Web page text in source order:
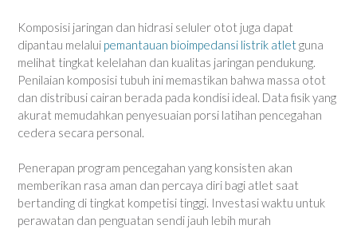
Komposisi jaringan dan hidrasi seluler otot juga dapat
dipantau melalui pemantauan bioimpedansi listrik atletguna
melihat tingkat kelelahan dan kualitas jaringan pendukung.
Penilaian komposisi tubuh ini memastikan bahwa massa otot
dan distribusi cairan berada pada kondisi ideal. Data fisik yang
akurat memudahkan penyesuaian porsi latihan pencegahan
cedera secara personal.
Penerapan program pencegahan yang konsisten akan
memberikan rasa aman dan percaya diri bagi atlet saat
bertanding di tingkat kompetisi tinggi. Investasi waktu untuk
perawatan dan penguatan sendi jauh lebih murah